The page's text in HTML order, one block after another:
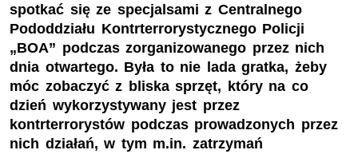
spotkać się ze specjalsami z Centralnego
Pododdziału Kontrterrorystycznego Policji
„BOA” podczas zorganizowanego przez nich
dnia otwartego. Była to nie lada gratka, żeby
móc zobaczyć z bliska sprzęt, który na co
dzień wykorzystywany jest przez
kontrterrorystów podczas prowadzonych przez
nich działań, w tym m.in. zatrzymań